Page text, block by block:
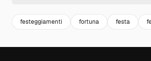
festeggiamenti fortuna festa